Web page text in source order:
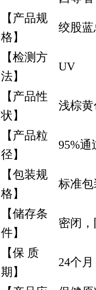
【产品规
格】
绞股蓝
【检测方
法】
UV
【产品性
状】
浅棕
【产品粒
径】
95%通
【包装规
格】
标准包
【储存条
件】
密闭，
【保 质
期】
24个月